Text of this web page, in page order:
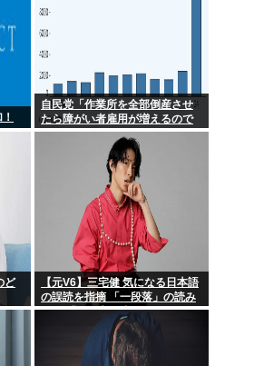
自民党「作業所を全部倒産させ
たら障がい者雇用が増えるので
は 」結果ww
ど
【元V6】三宅健 気になる日本語
の誤読を指摘 「一段落」の読み
は？ 「使い方間違ってるんだよ